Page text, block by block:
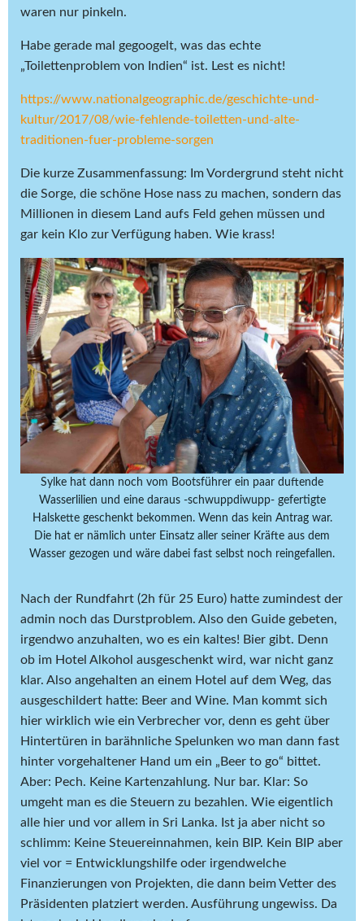
waren nur pinkeln.
Habe gerade mal gegoogelt, was das echte
„Toilettenproblem von Indien“ ist. Lest es nicht!
https://www.nationalgeographic.de/geschichte-und-
kultur/2017/08/wie-fehlende-toiletten-und-alte-
traditionen-fuer-probleme-sorgen
Die kurze Zusammenfassung: Im Vordergrund steht nicht
die Sorge, die schöne Hose nass zu machen, sondern das
Millionen in diesem Land aufs Feld gehen müssen und
gar kein Klo zur Verfügung haben. Wie krass!
Sylke hat dann noch vom Bootsführer ein paar duftende
Wasserlilien und eine daraus -schwuppdiwupp- gefertigte
Halskette geschenkt bekommen. Wenn das kein Antrag war.
Die hat er nämlich unter Einsatz aller seiner Kräfte aus dem
Wasser gezogen und wäre dabei fast selbst noch reingefallen.
Nach der Rundfahrt (2h für 25 Euro) hatte zumindest der
admin noch das Durstproblem. Also den Guide gebeten,
irgendwo anzuhalten, wo es ein kaltes! Bier gibt. Denn
ob im Hotel Alkohol ausgeschenkt wird, war nicht ganz
klar. Also angehalten an einem Hotel auf dem Weg, das
ausgeschildert hatte: Beer and Wine. Man kommt sich
hier wirklich wie ein Verbrecher vor, denn es geht über
Hintertüren in barähnliche Spelunken wo man dann fast
hinter vorgehaltener Hand um ein „Beer to go“ bittet.
Aber: Pech. Keine Kartenzahlung. Nur bar. Klar: So
umgeht man es die Steuern zu bezahlen. Wie eigentlich
alle hier und vor allem in Sri Lanka. Ist ja aber nicht so
schlimm: Keine Steuereinnahmen, kein BIP. Kein BIP aber
viel vor = Entwicklungshilfe oder irgendwelche
Finanzierungen von Projekten, die dann beim Vetter des
Präsidenten platziert werden. Ausführung ungewiss. Da